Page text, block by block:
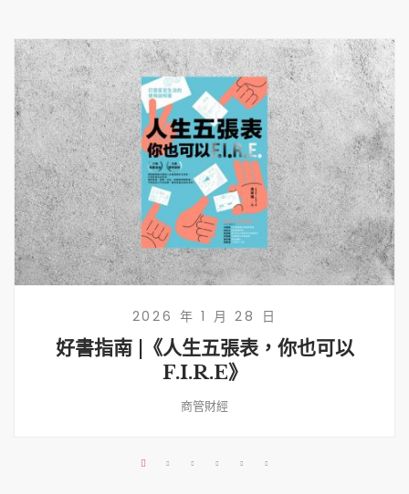
2026 年 1 月 28 日
好書指南 |《人生五張表，你也可以
F.I.R.E》
商管財經